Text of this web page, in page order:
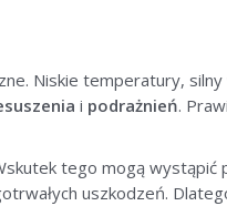
Niskie temperatury,
i podrażnień.
tego mogą wystąpić
uszkodzeń.